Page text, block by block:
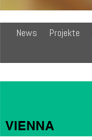
News Projekte